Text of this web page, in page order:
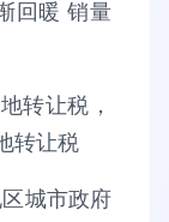
转让税，
转让税
城市政府